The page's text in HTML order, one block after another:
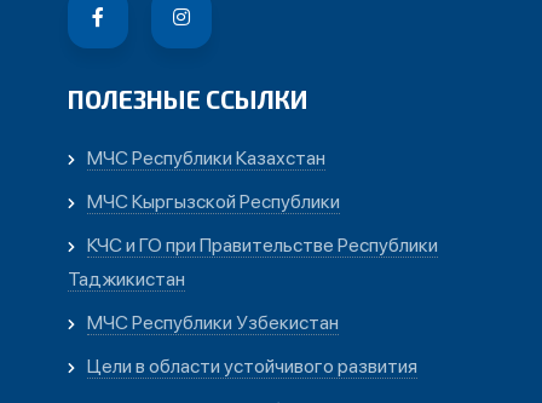
ПОЛЕЗНЫЕ ССЫЛКИ
МЧС Республики Казахстан
МЧС Кыргызской Республики
КЧС и ГО при Правительстве Республики
Таджикистан
МЧС Республики Узбекистан
Цели в области устойчивого развития